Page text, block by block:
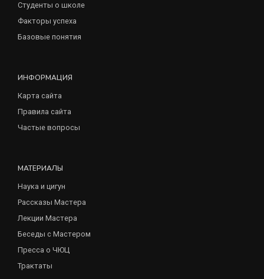
Студенты о школе
Факторы успеха
Базовые понятия
ИНФОРМАЦИЯ
Карта сайта
Правила сайта
Частые вопросы
МАТЕРИАЛЫ
Наука и цигун
Рассказы Мастера
Лекции Мастера
Беседы с Мастером
Пресса о ЧЮЦ
Трактаты